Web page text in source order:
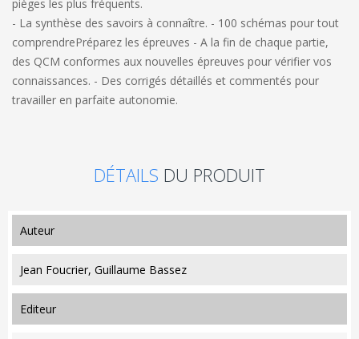
pièges les plus fréquents.
- La synthèse des savoirs à connaître. - 100 schémas pour tout
comprendrePréparez les épreuves - A la fin de chaque partie,
des QCM conformes aux nouvelles épreuves pour vérifier vos
connaissances. - Des corrigés détaillés et commentés pour
travailler en parfaite autonomie.
DÉTAILS DU PRODUIT
auteur
Jean Foucrier, Guillaume Bassez
editeur